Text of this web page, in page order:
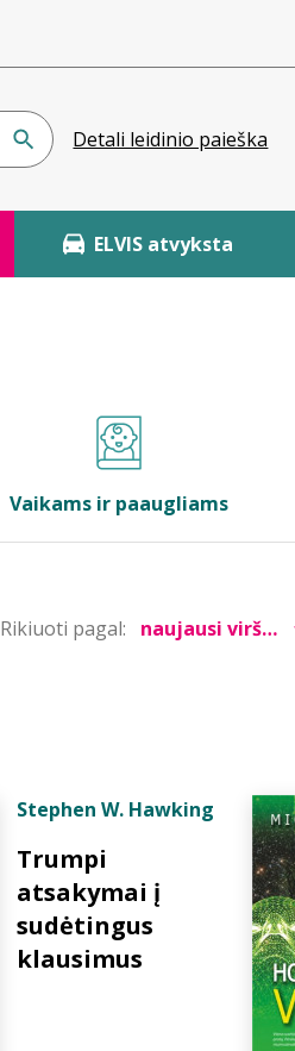
Detali leidinio paieška
ELVIS atvyksta
Vaikams ir paaugliams
Rikiuoti pagal:
Stephen W. Hawking
Trumpi
atsakymai į
sudėtingus
klausimus